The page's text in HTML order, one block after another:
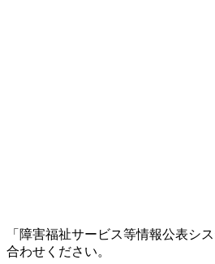
「障害福祉サービス等情報公表シ
合わせください。